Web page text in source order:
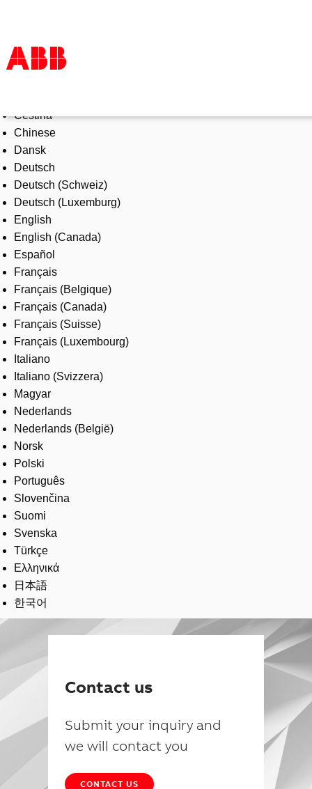
Products & Solutions
Industries
Services
About us
Where to buy
Contact us
Careers
Čeština
Chinese
Dansk
Deutsch
Deutsch (Schweiz)
Deutsch (Luxemburg)
English
English (Canada)
Español
Français
Français (Belgique)
Français (Canada)
Français (Suisse)
Français (Luxembourg)
Italiano
Italiano (Svizzera)
Magyar
Nederlands
Nederlands (België)
Norsk
Polski
Português
Slovenčina
Suomi
Svenska
Türkçe
Ελληνικά
日本語
한국어
Contact us
Submit your inquiry and
we will contact you
CONTACT US